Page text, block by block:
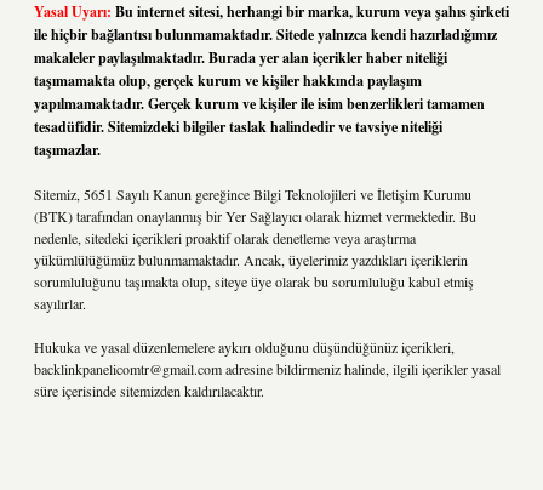
Yasal Uyarı: Bu internet sitesi, herhangi bir marka, kurum veya şahıs şirketi
ile hiçbir bağlantısı bulunmamaktadır. Sitede yalnızca kendi hazırladığımız
makaleler paylaşılmaktadır. Burada yer alan içerikler haber niteliği
taşımamakta olup, gerçek kurum ve kişiler hakkında paylaşım
yapılmamaktadır. Gerçek kurum ve kişiler ile isim benzerlikleri tamamen
tesadüfidir. Sitemizdeki bilgiler taslak halindedir ve tavsiye niteliği
taşımazlar.
Sitemiz, 5651 Sayılı Kanun gereğince Bilgi Teknolojileri ve İletişim Kurumu
(BTK) tarafından onaylanmış bir Yer Sağlayıcı olarak hizmet vermektedir. Bu
nedenle, sitedeki içerikleri proaktif olarak denetleme veya araştırma
yükümlülüğümüz bulunmamaktadır. Ancak, üyelerimiz yazdıkları içeriklerin
sorumluluğunu taşımakta olup, siteye üye olarak bu sorumluluğu kabul etmiş
sayılırlar.
Hukuka ve yasal düzenlemelere aykırı olduğunu düşündüğünüz içerikleri,
backlinkpanelicomtr@gmail.comadresine bildirmeniz halinde, ilgili içerikler yasal
süre içerisinde sitemizden kaldırılacaktır.